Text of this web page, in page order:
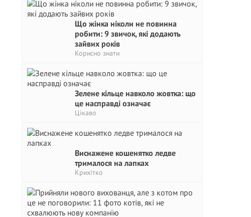
Що жінка ніколи не повинна
робити: 9 звичок, які додають
зайвих років
Корисно знати
Зелене кільце навколо жовтка: що
це насправді означає
Цікаво
Виснажене кошенятко ледве
трималося на лапках
Крихітко